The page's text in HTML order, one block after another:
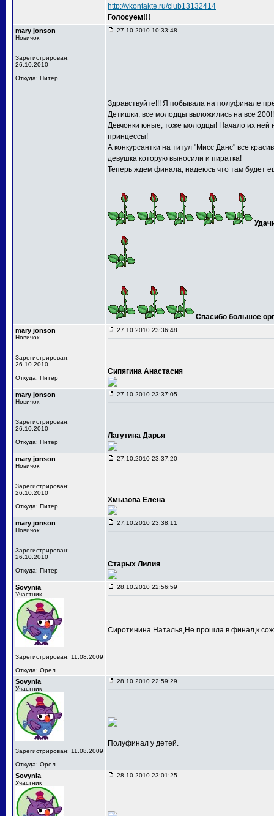
http://vkontakte.ru/club13132414
Голосуем!!!
mary jonson
Новичок
Зарегистрирован:
26.10.2010
Откуда: Питер
27.10.2010 10:33:48
Здравствуйте!!! Я побывала на полуфинале
Детишки, все молодцы выложились на все
Девчонки юные, тоже молодцы! Начало их ней
принцессы!
А конкурсантки на титул "Мисс Данс" все
девушка которую выносили и пиратка!
Теперь ждем финала, надеюсь что там будет
Спасибо большое
mary jonson
Новичок
Зарегистрирован:
26.10.2010
Откуда: Питер
27.10.2010 23:36:48
Сипягина Анастасия
mary jonson
Новичок
Зарегистрирован:
26.10.2010
Откуда: Питер
27.10.2010 23:37:05
Лагутина Дарья
mary jonson
Новичок
Зарегистрирован:
26.10.2010
Откуда: Питер
27.10.2010 23:37:20
Хмызова Елена
mary jonson
Новичок
Зарегистрирован:
26.10.2010
Откуда: Питер
27.10.2010 23:38:11
Старых Лилия
Sovynia
Участник
Зарегистрирован: 11.08.2009
Откуда: Орел
28.10.2010 22:56:59
Сиротинина Наталья,Не прошла в финал,к
Sovynia
Участник
Зарегистрирован: 11.08.2009
Откуда: Орел
28.10.2010 22:59:29
Полуфинал у детей.
Sovynia
Участник
28.10.2010 23:01:25